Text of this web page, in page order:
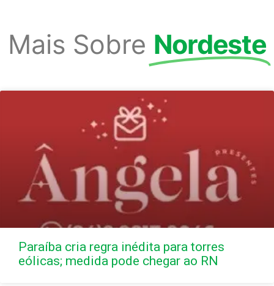
Mais Sobre Nordeste
Paraíba cria regra inédita para torres
eólicas; medida pode chegar ao RN